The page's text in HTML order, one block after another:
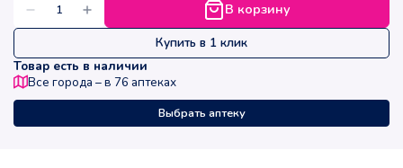
В корзину
Купить в 1 клик
Товар есть в наличии
Все города – в 76 аптеках
Выбрать аптеку